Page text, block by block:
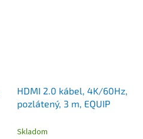
HDMI 2.0 kábel, 4K/60Hz,
pozlátený, 3 m, EQUIP
Skladom